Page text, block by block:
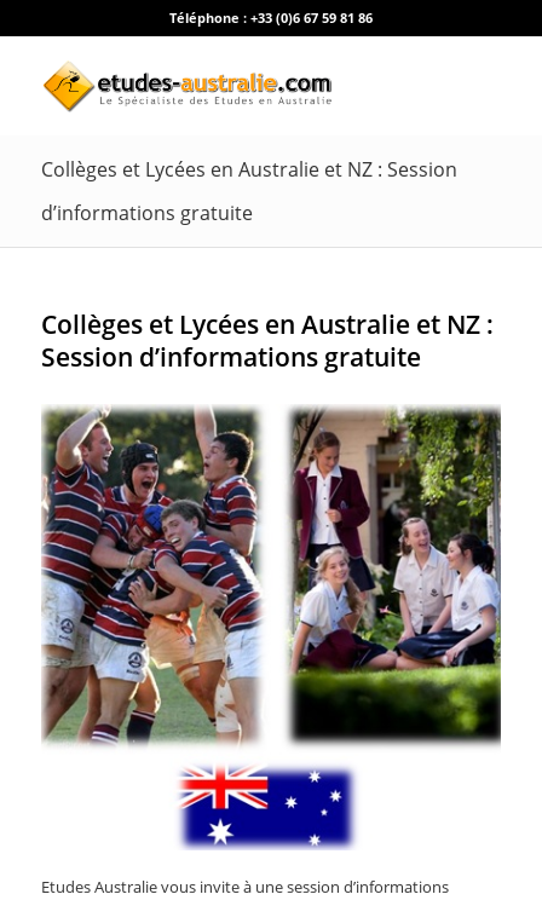
Téléphone : +33 (0)6 67 59 81 86
Collèges et Lycées en Australie et NZ : Session
d’informations gratuite
Collèges et Lycées en Australie et NZ :
Session d’informations gratuite
Etudes Australie vous invite à une session d’informations